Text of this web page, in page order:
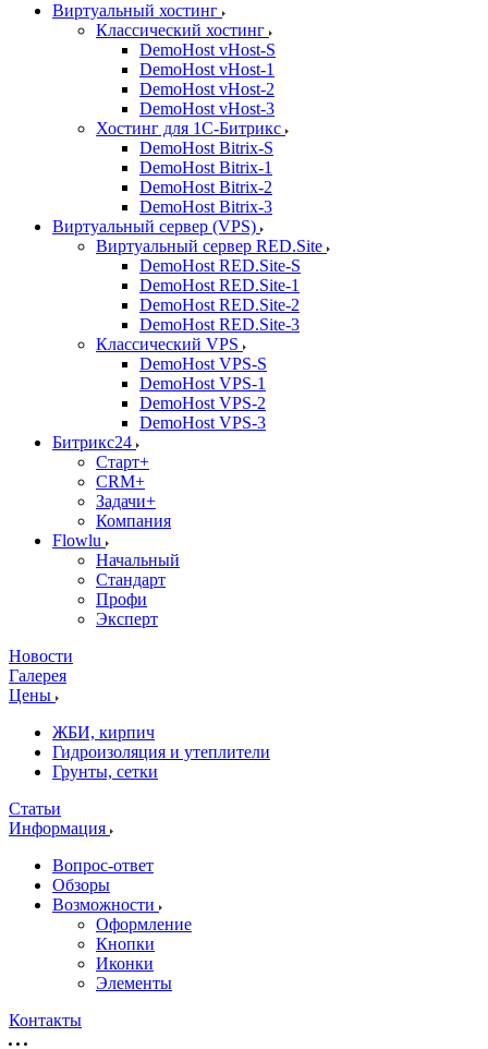
Виртуальный хостинг
Классический хостинг
DemoHost vHost-S
DemoHost vHost-1
DemoHost vHost-2
DemoHost vHost-3
Хостинг для 1С-Битрикс
DemoHost Bitrix-S
DemoHost Bitrix-1
DemoHost Bitrix-2
DemoHost Bitrix-3
Виртуальный сервер (VPS)
Виртуальный сервер RED.Site
DemoHost RED.Site-S
DemoHost RED.Site-1
DemoHost RED.Site-2
DemoHost RED.Site-3
Классический VPS
DemoHost VPS-S
DemoHost VPS-1
DemoHost VPS-2
DemoHost VPS-3
Битрикс24
Старт+
CRM+
Задачи+
Компания
Flowlu
Начальный
Стандарт
Профи
Эксперт
Новости
Галерея
Цены
ЖБИ, кирпич
Гидроизоляция и утеплители
Грунты, сетки
Статьи
Информация
Вопрос-ответ
Обзоры
Возможности
Оформление
Кнопки
Иконки
Элементы
Контакты